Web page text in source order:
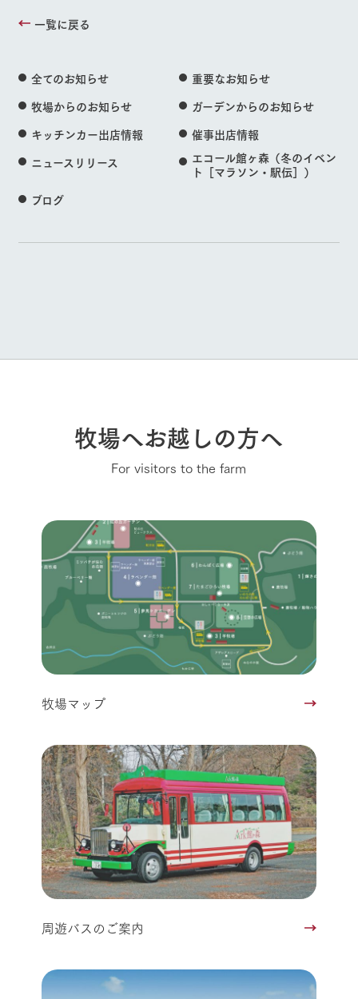
一覧に戻る
全てのお知らせ
重要なお知らせ
牧場からのお知らせ
ガーデンからのお知らせ
キッチンカー出店情報
催事出店情報
ニュースリリース
エコール館ヶ森（冬のイベン
ト［マラソン・駅伝］）
ブログ
牧場へお越しの方へ
For visitors to the farm
牧場マップ
周遊バスのご案内